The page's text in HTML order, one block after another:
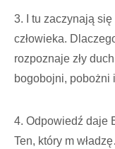
3. I tu zaczynają
człowieka.
rozpoznaje zły
bogobojni, pobożni
4. Odpowiedź daje
Ten, który m